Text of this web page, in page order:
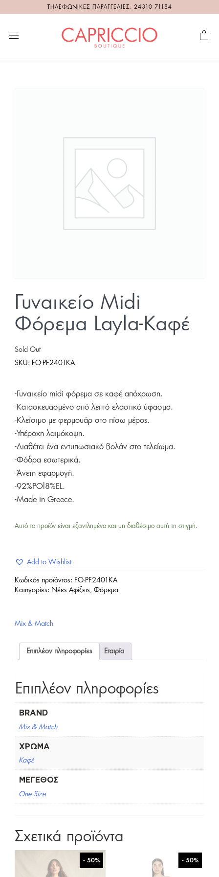
ΤΗΛΕΦΩΝΙΚΕΣ ΠΑΡΑΓΓΕΛΙΕΣ: 24310 71184
Γυναικείο Midi
Φόρεμα Layla-Καφέ
Sold Out
SKU: FO-PF2401KA
-Γυναικείο midi φόρεμα σε καφέ απόχρωση.
-Κατασκευασμένο από λεπτό ελαστικό ύφασμα.
-Κλείσιμο με φερμουάρ στο πίσω μέρος.
-Υπέροχη λαιμόκοψη.
-Διαθέτει ένα εντυπωσιακό βολάν στο τελείωμα.
-Φόδρα εσωτερικά.
-Άνετη εφαρμογή.
-92%POl8%EL.
-Made in Greece.
Αυτό το προϊόν είναι εξαντλημένο και μη διαθέσιμο αυτή τη στιγμή.
Add to Wishlist
Κωδικός προϊόντος: FO-PF2401KA
Κατηγορίες: Νέες Αφίξεις , Φόρεμα
Mix & Match
Επιπλέον πληροφορίες Εταιρία
Επιπλέον πληροφορίες
BRAND
Mix & Match
ΧΡΏΜΑ
Καφέ
ΜΈΓΕΘΟΣ
One Size
Σχετικά προϊόντα
- 50% - 50%